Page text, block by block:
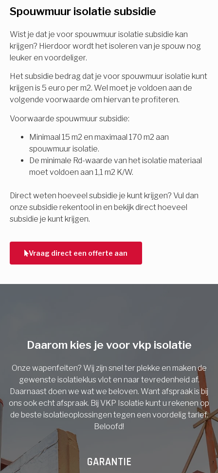
Spouwmuur isolatie subsidie
Wist je dat je voor spouwmuur isolatie subsidie kan
krijgen? Hierdoor wordt het isoleren van je spouw nog
leuker en voordeliger.
Het subsidie bedrag dat je voor spouwmuur isolatie kunt
krijgen is 5 euro per m2. Wel moet je voldoen aan de
volgende voorwaarde om hiervan te profiteren.
Voorwaarde spouwmuur subsidie:
Minimaal 15 m2 en maximaal 170 m2 aan
spouwmuur isolatie.
De minimale Rd-waarde van het isolatie materiaal
moet voldoen aan 1,1 m2 K/W.
Direct weten hoeveel subsidie je kunt krijgen? Vul dan
onze subsidie rekentool in en bekijk direct hoeveel
subsidie je kunt krijgen.
Vraag direct een offerte aan
Isolatiemaatregel
Spouwisolatie
Vloerisolatie
Dakisolatie
Gevelisolatie
Vorige
subsidie!
Vul uw gegevens in en ontvang nu direct uw
berekening per mail.
Voornaam
Achternaam
Vorige
Daarom kies je voor vkp isolatie
Onze wapenfeiten? Wij zijn snel ter plekke en maken de
gewenste isolatieklus vlot en naar tevredenheid af.
Daarnaast doen we wat we beloven. Want afspraak is bij
ons ook echt afspraak. Bij VKP Isolatie kunt u rekenen op
de beste isolatieoplossingen tegen een voordelig tarief.
Beloofd!
GARANTIE